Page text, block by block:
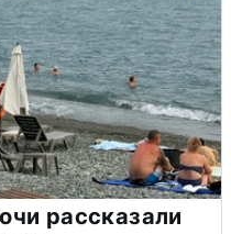
рассказали